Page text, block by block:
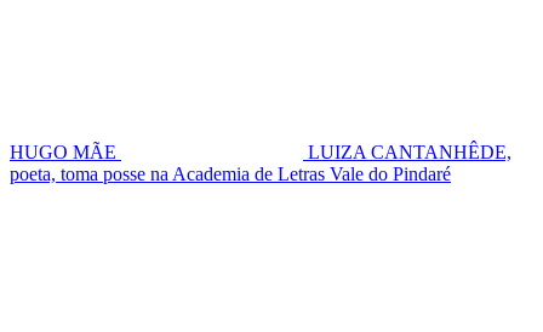
HUGO MÃE
LUIZA CANTANHÊDE,
poeta, toma posse na Academia de Letras Vale do Pindaré